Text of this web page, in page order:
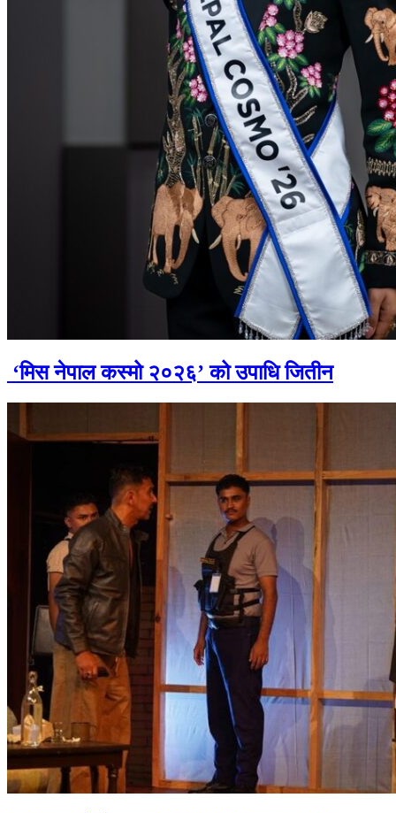
‘मिस नेपाल कस्मो २०२६’ को उपाधि जितीन